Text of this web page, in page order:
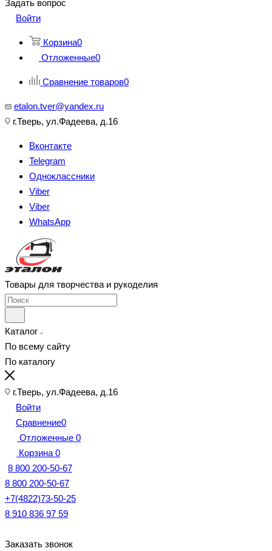
Задать вопрос
Войти
Корзина0
Отложенные0
Сравнение товаров0
etalon.tver@yandex.ru
г.Тверь, ул.Фадеева, д.16
Вконтакте
Telegram
Одноклассники
Viber
Viber
WhatsApp
Товары для творчества и рукоделия
Каталог
По всему сайту
По каталогу
г.Тверь, ул.Фадеева, д.16
Войти
Сравнение0
Отложенные 0
Корзина 0
8 800 200-50-67
8 800 200-50-67
+7(4822)73-50-25
8 910 836 97 59
Заказать звонок